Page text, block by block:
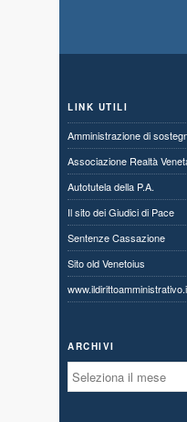
LINK UTILI
Amministrazione di
Associazione Realtà
Autotutela della P.A.
Il sito dei Giudici di Pace
Sentenze Cassazione
Sito old Venetoius
ARCHIVI
Archivi